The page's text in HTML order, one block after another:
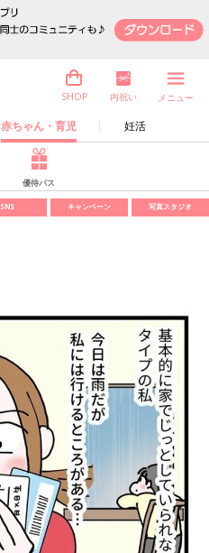
赤ちゃん・育児 妊活
SHOP 内祝い メニュー
優待パス
SNS キャンペーン 写真スタジオ